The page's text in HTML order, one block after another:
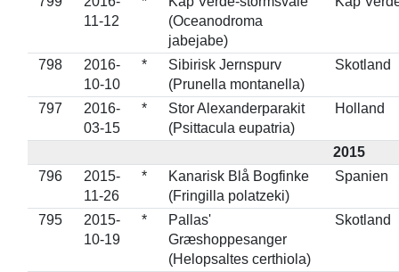
11-12
(Oceanodroma
jabejabe)
798
2016-
10-10
*
Sibirisk Jernspurv
(Prunella montanella)
Skotland
797
2016-
03-15
*
Stor Alexanderparakit
(Psittacula eupatria)
Holland
2015
796
2015-
11-26
*
Kanarisk Blå Bogfinke
(Fringilla polatzeki)
Spanien
795
2015-
10-19
*
Pallas'
Græshoppesanger
(Helopsaltes certhiola)
Skotland